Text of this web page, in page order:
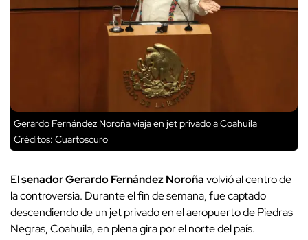
Gerardo Fernández Noroña viaja en jet privado a Coahuila
Créditos: Cuartoscuro
Elsenador Gerardo Fernández Noroñavolvió al centro de
la controversia. Durante el fin de semana, fue captado
descendiendo de un jet privado en el aeropuerto de Piedras
Negras, Coahuila, en plena gira por el norte del país.